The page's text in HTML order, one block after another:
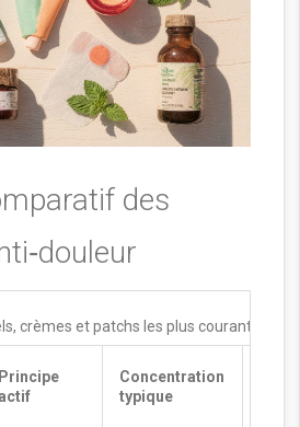
des
crèmes et patchs les plus courants
Principe
Concentration
typique